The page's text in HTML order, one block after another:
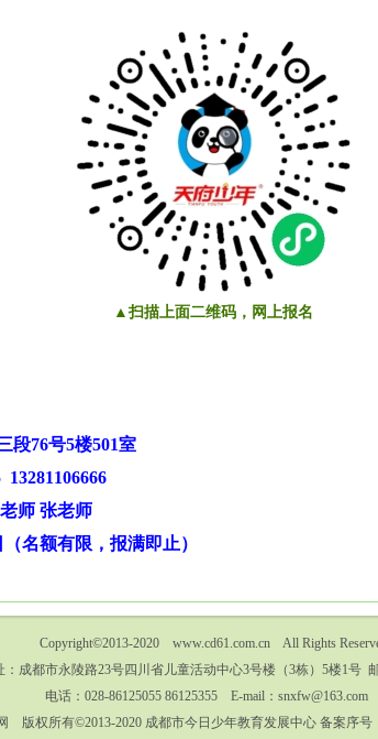
▲扫描上面二维码，网上报名
段76号5楼501室
师 张老师
名额有限，报满即止）
Copyright©2013-2020 www.cd61.com.cn All Rights
：成都市永陵路23号四川省儿童活动中心3号楼（3栋）5楼1号
电话：028-86125055 86125355 E-mail：snxfw@163.com
版权所有©2013-2020 成都市今日少年教育发展中心 备案序号